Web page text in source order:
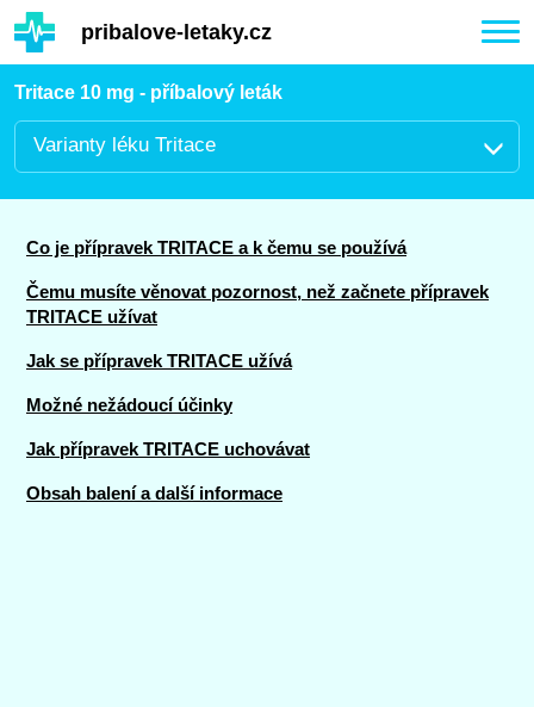
Hauptinhalt
pribalove-letaky.cz
Tritace 10 mg - příbalový leták
Varianty léku Tritace
Co je přípravek TRITACE a k čemu se používá
Čemu musíte věnovat pozornost, než začnete přípravek
TRITACE užívat
Jak se přípravek TRITACE užívá
Možné nežádoucí účinky
Jak přípravek TRITACE uchovávat
Obsah balení a další informace